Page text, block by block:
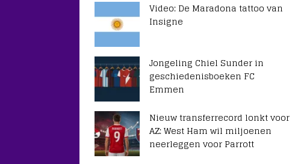
Video: De Maradona tattoo van
Insigne
Jongeling Chiel Sunder in
geschiedenisboeken FC
Emmen
Nieuw transferrecord lonkt voor
AZ: West Ham wil miljoenen
neerleggen voor Parrott